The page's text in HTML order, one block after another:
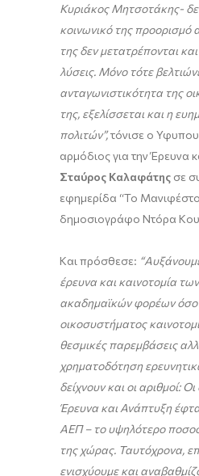
Κυριάκος Μητσοτάκης-
κοινωνικό της
της δεν μετατρέπονται
λύσεις. Μόνο τότε
ανταγωνιστικότητα της
της, εξελίσσεται και η
πολιτών”,τόνισε ο
αρμόδιος για την Έρευνα
Σταύρος Καλαφάτης σε
εφημερίδα “Το
δημοσιογράφο Ντόρα
Και πρόσθεσε: “Αυ
έρευνα και καινοτομία
ακαδημαϊκών φορέων όσο
οικοσυστήματος
θεσμικές παρεμβάσεις
χρηματοδότηση
δείχνουν και οι αριθμοί:
Έρευνα και Ανάπτυξη
ΑΕΠ – το υψηλότερο
της χώρας. Ταυτόχρονα, ε
ενισχύουμε και